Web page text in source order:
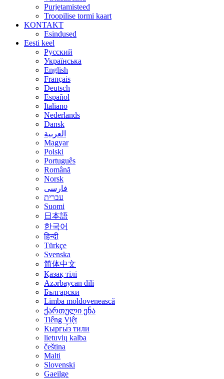
Purjetamisteed
Troopilise tormi kaart
KONTAKT
Esindused
Eesti keel
Русский
Українська
English
Français
Deutsch
Español
Italiano
Nederlands
Dansk
العربية
Magyar
Polski
Português
Română
Norsk
فارسی
עברית
Suomi
日本語
한국어
हिन्दी
Türkçe
Svenska
简体中文
Қазақ тілі
Azərbaycan dili
Български
Limba moldovenească
ქართული ენა
Tiếng Việt
Кыргы́з тили
lietuvių kalba
čeština
Malti
Slovenski
Gaeilge